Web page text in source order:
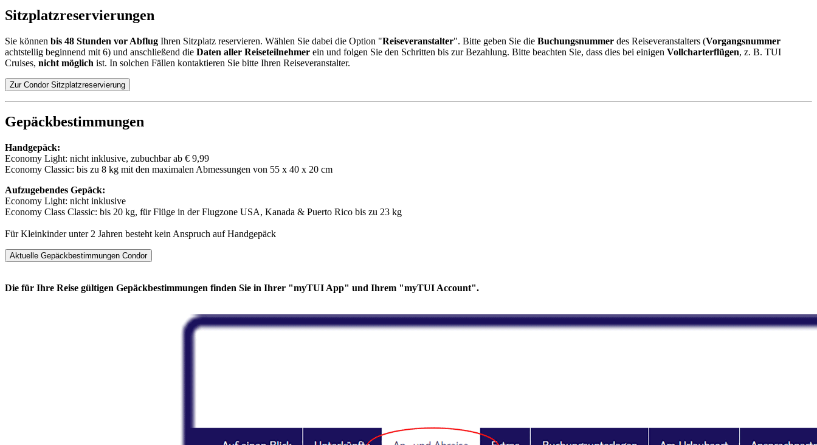
Sitzplatzreservierungen
Sie können bis 48 Stunden vor Abflug Ihren Sitzplatz reservieren. Wählen Sie dabei die Option "Reiseveranstalter". Bitte geben Sie die Buchungsnummer des Reiseveranstalters (Vorgangsnummer
achtstellig beginnend mit 6) und anschließend die Daten aller Reiseteilnehmer ein und folgen Sie den Schritten bis zur Bezahlung. Bitte beachten Sie, dass dies bei einigen Vollcharterflügen, z. B. TUI
Cruises, nicht möglich ist. In solchen Fällen kontaktieren Sie bitte Ihren Reiseveranstalter.
Zur Condor Sitzplatzreservierung
Gepäckbestimmungen
Handgepäck:
Economy Light: nicht inklusive, zubuchbar ab € 9,99
Economy Classic: bis zu 8 kg mit den maximalen Abmessungen von 55 x 40 x 20 cm
Aufzugebendes Gepäck:
Economy Light: nicht inklusive
Economy Class Classic: bis 20 kg, für Flüge in der Flugzone USA, Kanada & Puerto Rico bis zu 23 kg
Für Kleinkinder unter 2 Jahren besteht kein Anspruch auf Handgepäck
Aktuelle Gepäckbestimmungen Condor
Die für Ihre Reise gültigen Gepäckbestimmungen finden Sie in Ihrer "myTUI App" und Ihrem "myTUI Account".